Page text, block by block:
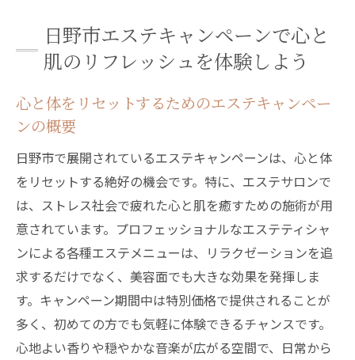
きたいポイント
キャンペーン参加者の声を集めてみました
エステ施術後の効果を長持ちさせる方法
日常生活に取り入れたいエステのヒント
魅力
香りの力で得られるリラクゼーション効果
日野市エステで使用されるアロマの秘密
心地よい香りに包まれて心身を解放する体
験
リラックスを促進するエステサロンの雰囲
気づくり
香りで心の安らぎを得る方法
日野市エステキャンペーンで心と
肌のリフレッシュを体験しよう
心と体をリセットするためのエステキャンペー
ンの概要
日野市で展開されているエステキャンペーンは、心と体
をリセットする絶好の機会です。特に、エステサロンで
は、ストレス社会で疲れた心と肌を癒すための施術が用
意されています。プロフェッショナルなエステティシャ
ンによる各種エステメニューは、リラクゼーションを追
求するだけでなく、美容面でも大きな効果を発揮しま
す。キャンペーン期間中は特別価格で提供されることが
多く、初めての方でも気軽に体験できるチャンスです。
心地よい香りや穏やかな音楽が広がる空間で、日常から